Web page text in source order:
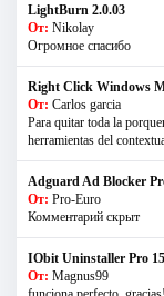
LightBurn 2.0.03
От: Nikolay
Огромное спасибо
Right Click Windows
От: Carlos garcia
Para quitar toda la
herramientas del
Adguard Ad Blocker
От: Pro-Euro
Комментарий скрыт
IObit Uninstaller Pro
От: Magnus99